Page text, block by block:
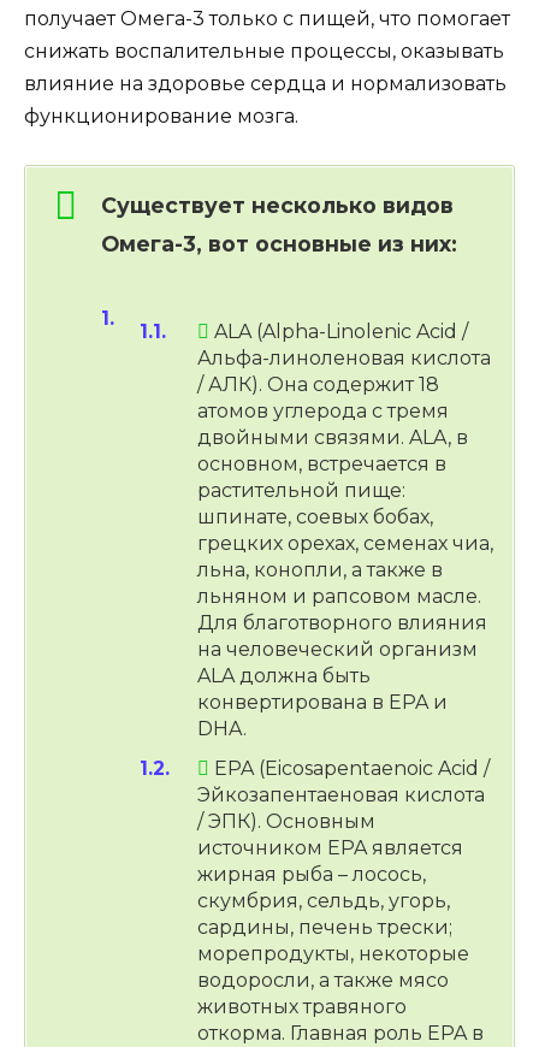
получает Омега-3 только с пищей, что помогает
снижать воспалительные процессы, оказывать
влияние на здоровье сердца и нормализовать
функционирование мозга.
Cуществует несколько видов
Омега-3, вот основные из них:
ALA (Alpha-Linolenic Acid /
Альфа-линоленовая кислота
/ АЛК). Она содержит 18
атомов углерода с тремя
двойными связями. ALA, в
основном, встречается в
растительной пище:
шпинате, соевых бобах,
грецких орехах, семенах чиа,
льна, конопли, а также в
льняном и рапсовом масле.
Для благотворного влияния
на человеческий организм
ALA должна быть
конвертирована в EPA и
DHA.
EPA (Eicosapentaenoic Acid /
Эйкозапентаеновая кислота
/ ЭПК). Основным
источником EPA является
жирная рыба – лосось,
скумбрия, сельдь, угорь,
сардины, печень трески;
морепродукты, некоторые
водоросли, а также мясо
животных травяного
откорма. Главная роль EPA в